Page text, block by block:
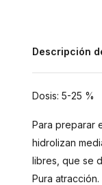
Descripción
Dosis: 5-25 %
Para preparar
hidrolizan
libres, que se
Pura